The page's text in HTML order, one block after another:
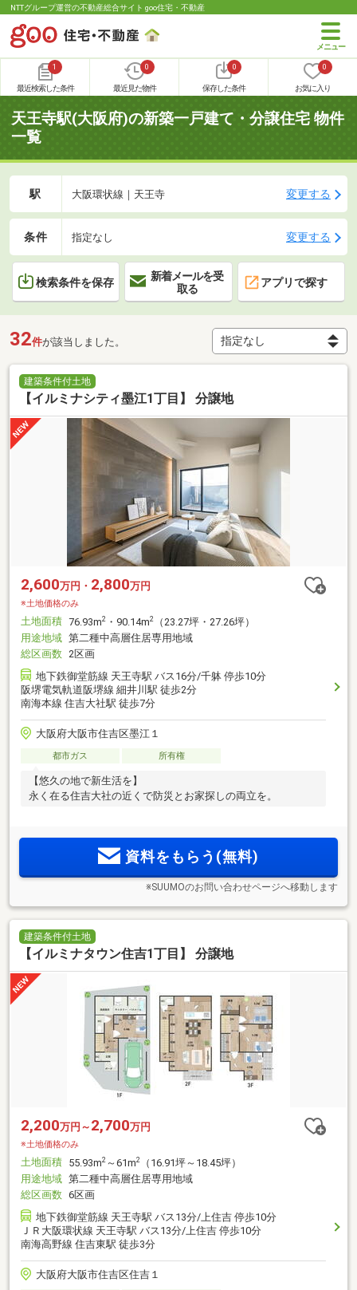
NTTグループ運営の不動産総合サイト goo住宅・不動産
1
最近検索した条件
0
最近見た物件
0
保存した条件
0
お気に入り
天王寺駅(大阪府)の新築一戸建て・分譲住宅 物件
一覧
駅 大阪環状線｜天王寺 変更する
条件 指定なし 変更する
検索条件を保存
新着メールを受
取る
アプリで探す
32件が該当しました。
建築条件付土地
【イルミナシティ墨江1丁目】 分譲地
2,600万円・ 2,800万円
※土地価格のみ
土地面積 76.93m2 ・90.14m2
（23.27坪・27.26坪）
用途地域 第二種中高層住居専用地域
総区画数 2区画
地下鉄御堂筋線 天王寺駅 バス16分/千躰 停歩10分
阪堺電気軌道阪堺線 細井川駅 徒歩2分
南海本線 住吉大社駅 徒歩7分
大阪府大阪市住吉区墨江１
都市ガス 所有権
【悠久の地で新生活を】
永く在る住吉大社の近くで防災とお家探しの両立を。
資料をもらう(無料)
※SUUMOのお問い合わせページへ移動します
建築条件付土地
【イルミナタウン住吉1丁目】 分譲地
2,200万円～ 2,700万円
※土地価格のみ
土地面積 55.93m2 ～61m2
（16.91坪～18.45坪）
用途地域 第二種中高層住居専用地域
総区画数 6区画
地下鉄御堂筋線 天王寺駅 バス13分/上住吉 停歩10分
ＪＲ大阪環状線 天王寺駅 バス13分/上住吉 停歩10分
南海高野線 住吉東駅 徒歩3分
大阪府大阪市住吉区住吉１